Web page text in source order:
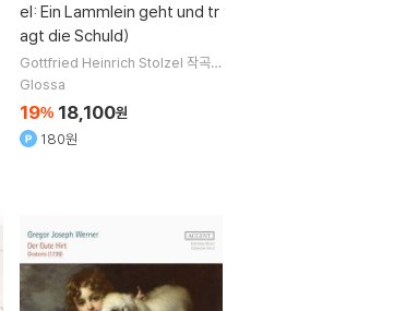
el: Ein Lammlein geht und tr
agt die Schuld)
Gottfried Heinrich Stolzel 작곡
Agnes Kovacs
Glossa
19% 18,100원
180원